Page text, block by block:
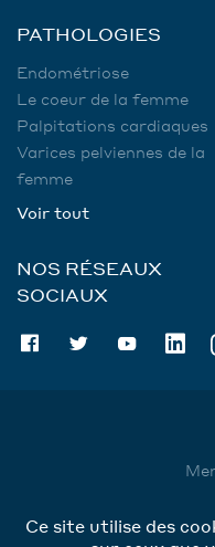
PATHOLOGIES
Endométriose
Le coeur de la femme
Palpitations cardiaques
Varices pelviennes de la
femme
Voir tout
NOS RÉSEAUX
SOCIAUX
Ce site utilise des